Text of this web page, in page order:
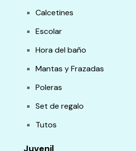
Calcetines
Escolar
Hora del baño
Mantas y Frazadas
Poleras
Set de regalo
Tutos